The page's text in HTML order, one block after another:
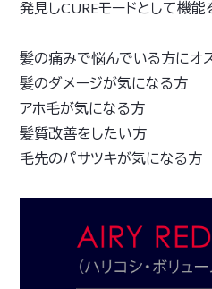
発見しCUREモードとして機能
髪の痛みで悩んでいる方にオ
髪のダメージが気になる方
アホ毛が気になる方
髪質改善をしたい方
毛先のパサツキが気になる方